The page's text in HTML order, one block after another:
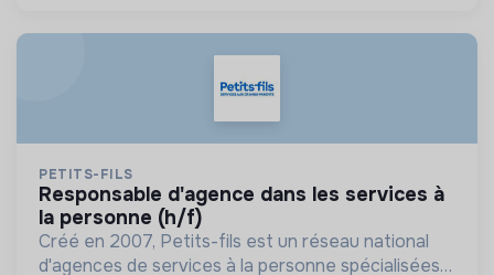
PETITS-FILS
responsable d'agence dans les services à
la personne (h/f)
Créé en 2007, Petits-fils est un réseau national
d'agences de services à la personne spécialisées